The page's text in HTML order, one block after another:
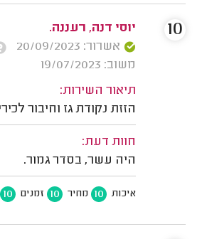
יוסי דנה, רעננה.
אשרור: 20/09/2023
משוב: 19/07/2023
תיאור השירות:
הזזת נקודת גז וחיבור
חוות דעת:
היה עשר, בסדר גמור.
איכות 10 מחיר 10 זמנים 10
10